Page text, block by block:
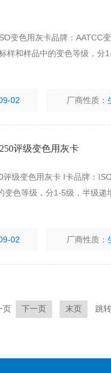
变色用灰卡品牌：AATCC
样和样品中的变色等级，分
02 厂商性质：
评级变色用灰卡
级变色用灰卡 I卡品牌：
色等级，分1-5级，半级递
02 厂商性质：
页 下一页 末页 跳